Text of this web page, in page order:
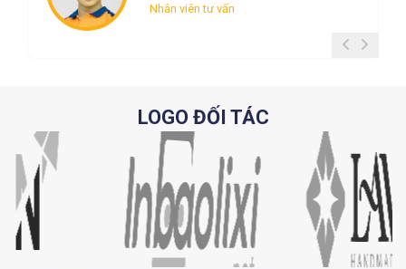
Nhân viên tư vấn
LOGO ĐỐI TÁC